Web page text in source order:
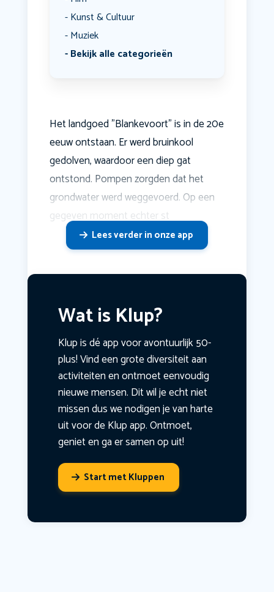
Kunst & Cultuur
Muziek
Bekijk alle categorieën
Het landgoed "Blankevoort" is in de 20e
eeuw ontstaan. Er werd bruinkool
gedolven, waardoor een diep gat
ontstond. Pompen zorgden dat het
grondwater werd weggevoerd. Op een
gegeven moment echter st
Lees verder in onze app
Wat is Klup?
Klup is dé app voor avontuurlijk 50-
plus! Vind een grote diversiteit aan
activiteiten en ontmoet eenvoudig
nieuwe mensen. Dit wil je echt niet
missen dus we nodigen je van harte
uit voor de Klup app. Ontmoet,
geniet en ga er samen op uit!
Start met Kluppen